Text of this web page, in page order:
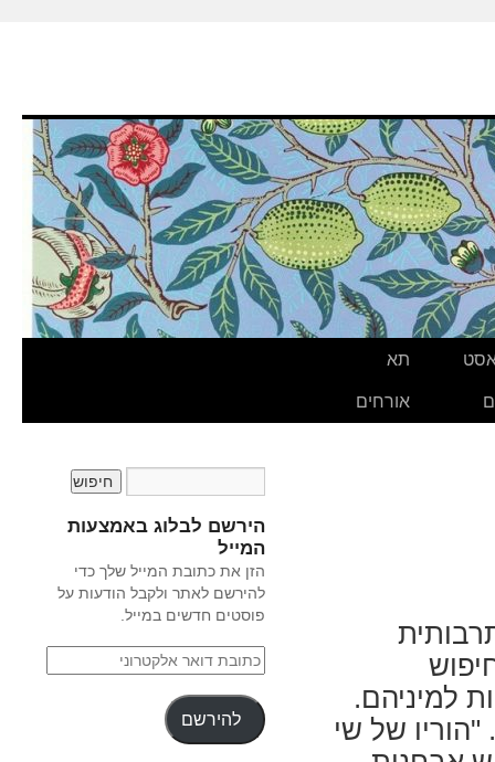
תא
אורחים
למיניהם.
"הוריו של שי
הירשם לבלוג באמצעות
המייל
הזן את כתובת המייל שלך כדי
להירשם לאתר ולקבל הודעות על
פוסטים חדשים במייל.
להירשם